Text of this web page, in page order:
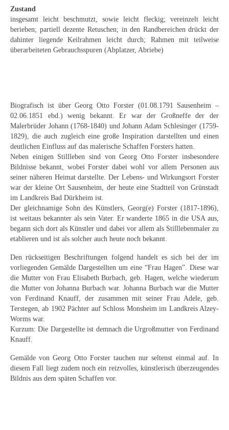
Hermann Dieste
August Lange-Brock
Ludwig (Luis) Neu
Curt Wittenbecher
Weitere Künstler nach 1945
Unbekannt
Autographen / Dokumente
Herkunft & Wirkungsstätte
Berliner Künstler
Fränkische Künstler
Hamburger Künstler
Münchner Künstler
Pfälzer Künstler
Weitere
Zustand
insgesamt leicht beschmutzt, sowie leicht fleckig; vereinzelt leicht
berieben; partiell dezente Retuschen; in den Randbereichen drückt der
dahinter liegende Keilrahmen leicht durch; Rahmen mit teilweise
überarbeiteten Gebrauchsspuren (Abplatzer, Abriebe)
Biografisch ist über Georg Otto Forster (01.08.1791 Sausenheim –
02.06.1851 ebd.) wenig bekannt. Er war der Großneffe der der
Malerbrüder Johann (1768-1840) und Johann Adam Schlesinger (1759-
1829), die auch zugleich eine große Inspiration darstellten und einen
deutlichen Einfluss auf das malerische Schaffen Forsters hatten.
Neben einigen Stillleben sind von Georg Otto Forster insbesondere
Bildnisse bekannt, wobei Forster dabei wohl vor allem Personen aus
seiner näheren Heimat darstellte. Der Lebens- und Wirkungsort Forster
war der kleine Ort Sausenheim, der heute eine Stadtteil von Grünstadt
im Landkreis Bad Dürkheim ist.
Der gleichnamige Sohn des Künstlers, Georg(e) Forster (1817-1896),
ist weitaus bekannter als sein Vater. Er wanderte 1865 in die USA aus,
begann sich dort als Künstler und dabei vor allem als Stilllebenmaler zu
etablieren und ist als solcher auch heute noch bekannt.
Den rückseitigen Beschriftungen folgend handelt es sich bei der im
vorliegenden Gemälde Dargestellten um eine “Frau Hagen”. Diese war
die Mutter von Frau Elisabeth Burbach, geb. Hagen, welche wiederum
die Mutter von Johanna Burbach war. Johanna Burbach war die Mutter
von Ferdinand Knauff, der zusammen mit seiner Frau Adele, geb.
Terstegen, ab 1902 Pächter auf Schloss Monsheim im Landkreis Alzey-
Worms war.
Kurzum: Die Dargestellte ist demnach die Urgroßmutter von Ferdinand
Knauff.
Gemälde von Georg Otto Forster tauchen nur seltenst einmal auf. In
diesem Fall liegt zudem noch ein reizvolles, künstlerisch überzeugendes
Bildnis aus dem späten Schaffen vor.